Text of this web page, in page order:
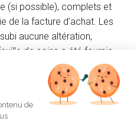
(si possible), complets et
de la facture d’achat. Les
aucune altération,
de soins a été fournie
commandé, celle-ci
retournée.
interviendra alors dans
de l’exercice de
de